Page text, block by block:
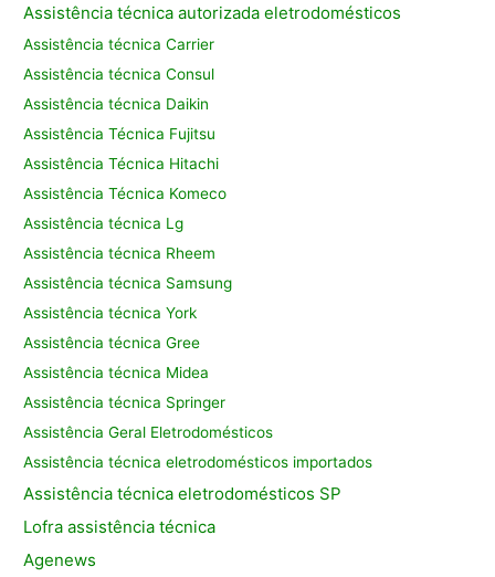
Assistência técnica autorizada eletrodomésticos
Assistência técnica Carrier
Assistência técnica Consul
Assistência técnica Daikin
Assistência Técnica Fujitsu
Assistência Técnica Hitachi
Assistência Técnica Komeco
Assistência técnica Lg
Assistência técnica Rheem
Assistência técnica Samsung
Assistência técnica York
Assistência técnica Gree
Assistência técnica Midea
Assistência técnica Springer
Assistência Geral Eletrodomésticos
Assistência técnica eletrodomésticos importados
Assistência técnica eletrodomésticos SP
Lofra assistênciatécnica
Agenews